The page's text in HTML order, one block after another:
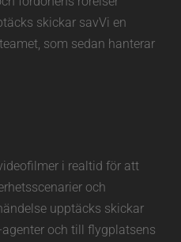
skickar savVi en
som sedan hanterar
i realtid för att
och
upptäcks skickar
och till flygplatsens